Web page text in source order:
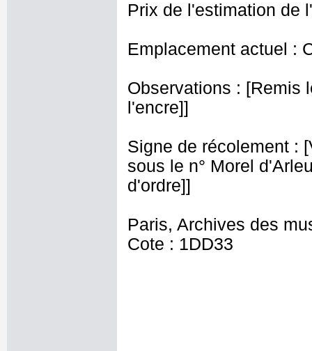
Prix de l'estimation de
Emplacement actuel :
Observations : [Remis
l'encre]]
Signe de récolement :
sous le n° Morel
d'ordre]]
Paris, Archives des
Cote : 1DD33